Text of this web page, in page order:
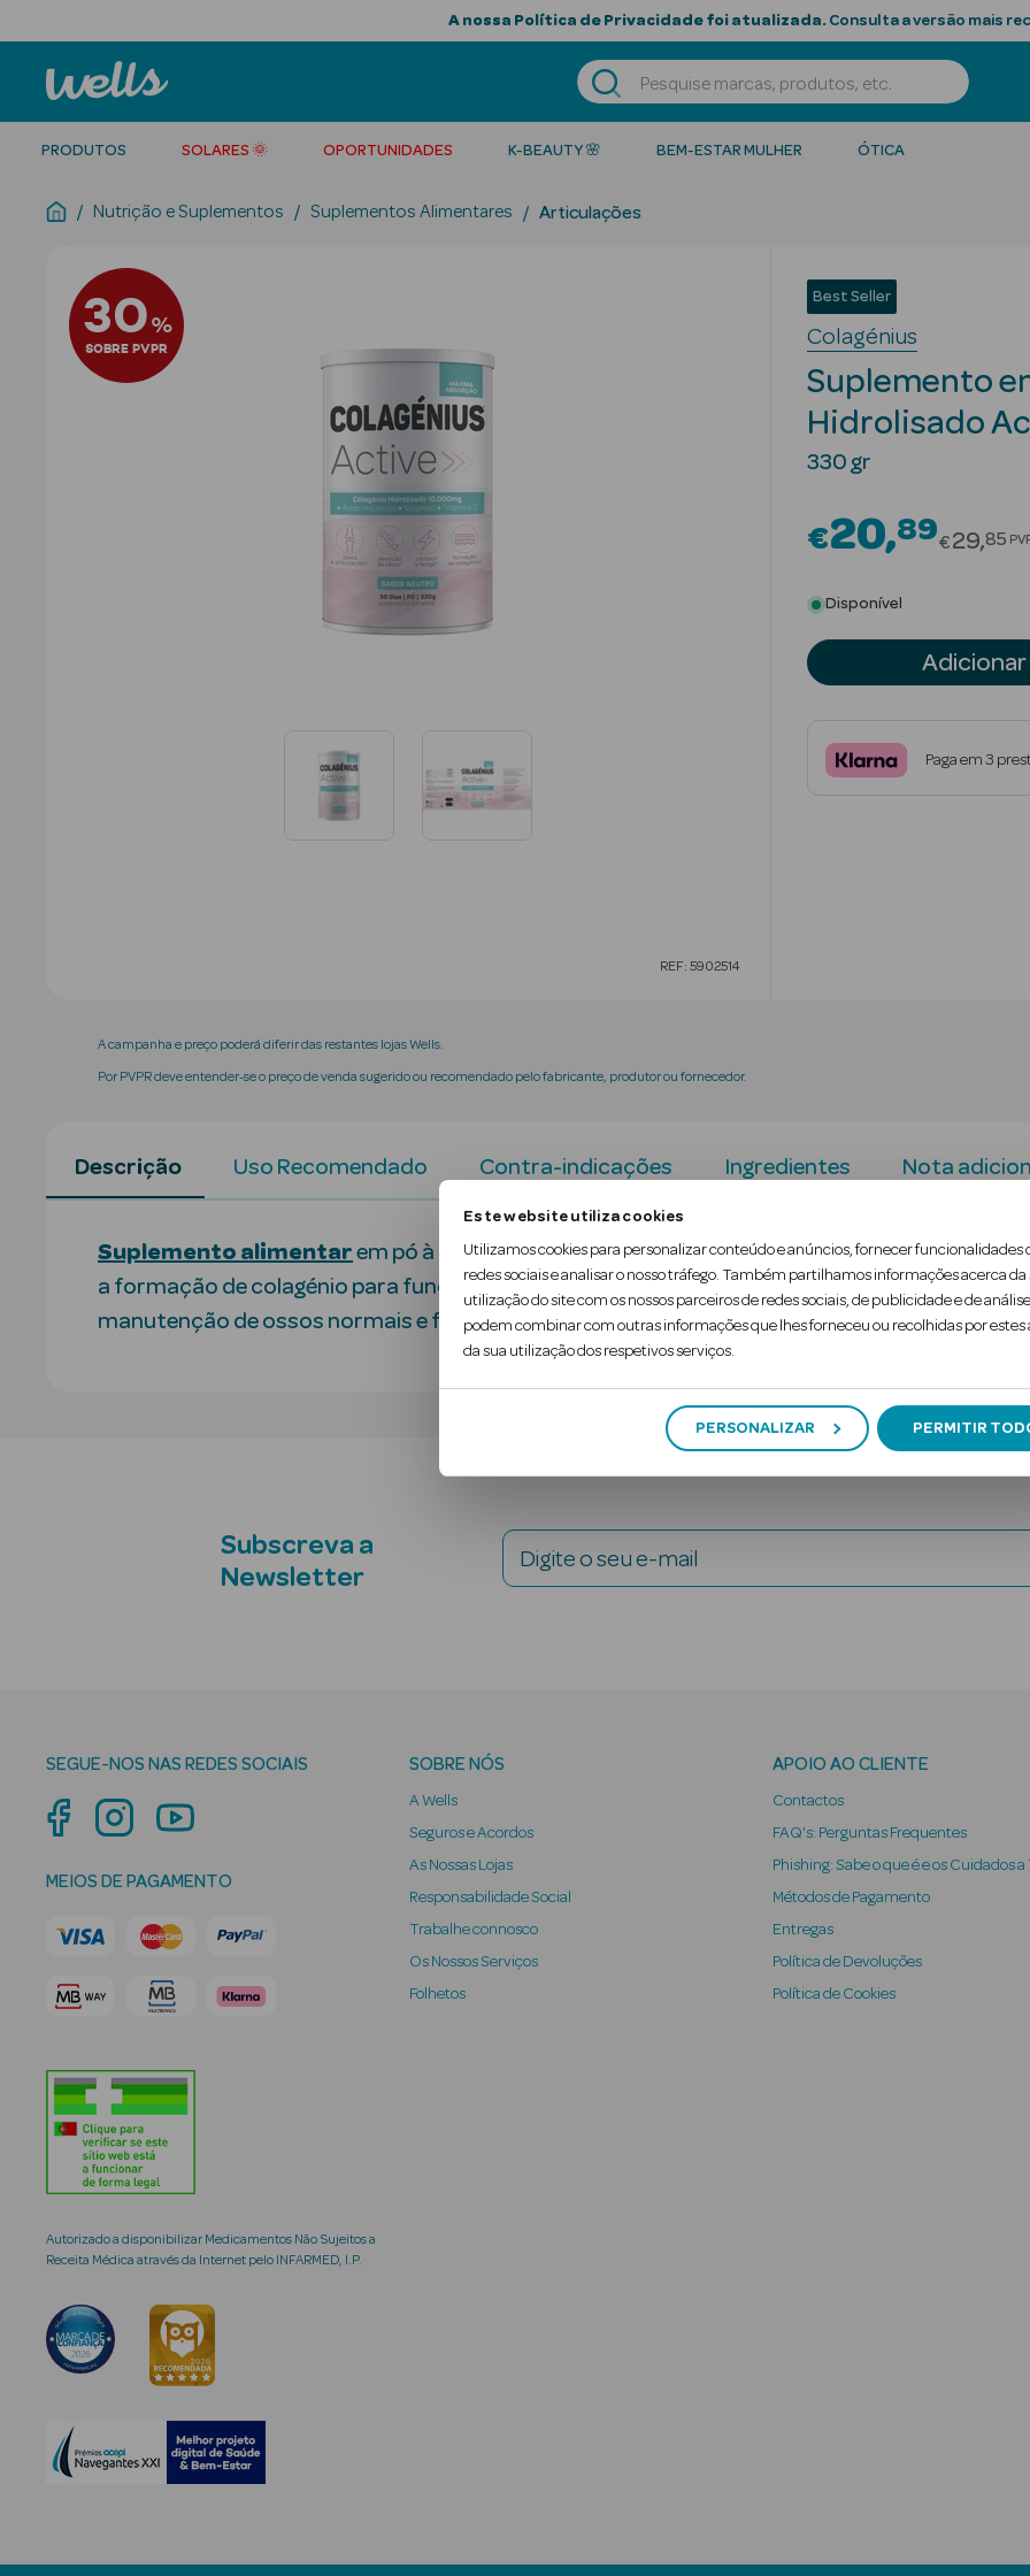
Este website utiliza cookies
Utilizamos cookies para personalizar conteúdo e anúncios, fornecer funcionalidades
redes sociais e analisar o nosso tráfego. Também partilhamos informações acerca da
utilização do site com os nossos parceiros de redes sociais, de publicidade e de
podem combinar com outras informações que lhes forneceu ou recolhidas por estes
da sua utilização dos respetivos serviços.
PERSONALIZAR PERMITIR
A nossa Política de Privacidade foi atualizada. Consulta a versão mais
PRODUTOS SOLARES 🌞 OPORTUNIDADES K-BEAUTY 🌸 BEM-ESTAR MULHER ÓTICA
Nutrição e Suplementos Suplementos Alimentares Articulações
30%
SOBRE PVPR
REF: 5902514
Best Seller
Colagénius
Suplemento
Hidrolisado
330 gr
€20 89Price
€29 85
Disponível
Adicionar
Paga em 3
A campanha e preço poderá diferir das restantes lojas Wells.
Por PVPR deve entender-se o preço de venda sugerido ou recomendado pelo fabricante, produtor ou fornecedor.
Descrição Uso Recomendado Contra-indicações Ingredientes Nota
Suplemento alimentar em pó à base de Colagénio, Ácido hialurónico, Magnésio, Vitamica
a formação de colagénio para funcionamento normal das cartilagens e dos ossos. A
manutenção de ossos normais e funcionamento muscular.
Subscreva a
Newsletter
Digite o seu e-mail
SEGUE-NOS NAS REDES SOCIAIS
MEIOS DE PAGAMENTO
Autorizado a disponibilizar Medicamentos Não Sujeitos a
Receita Médica através da Internet pelo INFARMED, I.P.
SOBRE NÓS
A Wells
Seguros e Acordos
As Nossas Lojas
Responsabilidade Social
Trabalhe connosco
Os Nossos Serviços
Folhetos
APOIO AO CLIENTE
Contactos
FAQ's: Perguntas Frequentes
Phishing: Sabe o que é e os Cuidados a
Métodos de Pagamento
Entregas
Política de Devoluções
Política de Cookies